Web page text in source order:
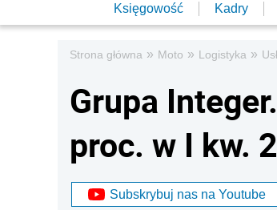
Księgowość Kadry
Strona główna » Moto » Logistyka »
Grupa
proc. w I kw.
Subskrybuj nas na Youtube